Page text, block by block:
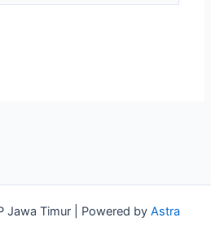
Jawa Timur | Powered by Astra